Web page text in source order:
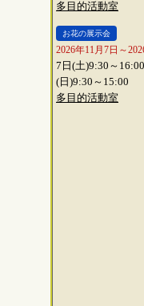
多目的活動室
お花の展示会
2026年11月7日～
7日(土)9:30～
(日)9:30～15:00
多目的活動室